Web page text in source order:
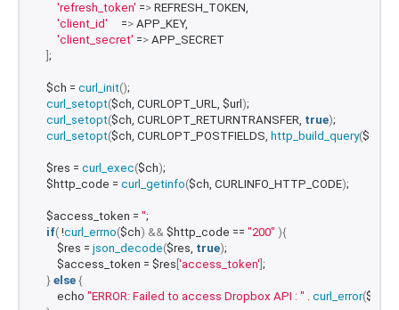
'refresh_token' => REFRESH_TOKEN,
'client_id'
     =
> APP_KEY,
'client_secret' => APP_SECRET
;
    $ch =
curl_init();
curl_setopt($ch, CURLOPT_URL, $url );
curl_setopt($ch, CURLOPT_RETURNTRANSFER, true);
curl_setopt($ch, CURLOPT_POSTFIELDS, http_build_query($data
    $res =
curl_exec($ch);
    $http_code =
curl_getinfo($ch, CURLINFO_HTTP_CODE);
    $access_token =
'';
if( !curl_errno($ch) && $http_code == "200" ){
        $res =
json_decode($res, true);
        $access_token = $res
'access_token' ;
} else {
        echo
"ERROR: Failed to access Dropbox API : " . curl_error($ch